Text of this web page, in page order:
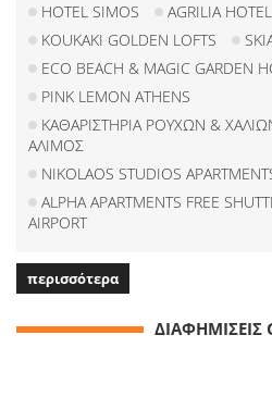
HOTEL SIMOS
AGRILIA HOTEL
KOUKAKI GOLDEN LOFTS
ECO BEACH & MAGIC GARDEN
PINK LEMON ATHENS
ΚΑΘΑΡΙΣΤΗΡΙΑ ΡΟΥΧΩΝ & ΧΑΛΙΩΝ
ΑΛΙΜΟΣ
NIKOLAOS STUDIOS
ALPHA APARTMENTS FREE
AIRPORT
περισσότερα
ΔΙΑΦΗΜΙΣΕΙΣ